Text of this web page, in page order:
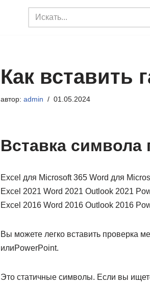
Как вставить
автор: admin 01.05.2024
Вставка символа
Excel для Microsoft 365 Word для
Excel 2021 Word 2021 Outlook 2021
Excel 2016 Word 2016 Outlook 2016
Вы можете легко вставить проверка
илиPowerPoint.
Это статичные символы. Если вы